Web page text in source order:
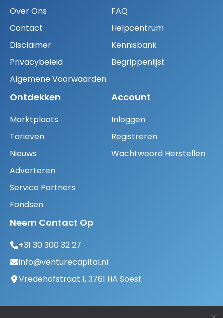
Over Ons
Contact
Disclaimer
Privacybeleid
Algemene Voorwaarden
FAQ
Helpcentrum
Kennisbank
Begrippenlijst
Ontdekken
Marktplaats
Tarieven
Nieuws
Adverteren
Service Partners
Fondsen
Account
Inloggen
Registreren
Wachtwoord Herstellen
Neem Contact Op
+31 30 300 32 27
info@venturecapital.nl
Vredehofstraat 1, 3761 HA Soest